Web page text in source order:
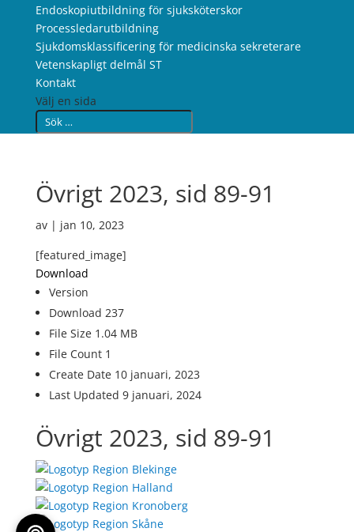
Endoskopiutbildning för sjuksköterskor
Processledarutbildning
Sjukdomsklassificering för medicinska sekreterare
Vetenskapligt delmål ST
Kontakt
Välj en sida
Övrigt 2023, sid 89-91
av | jan 10, 2023
[featured_image]
Download
Version
Download 237
File Size 1.04 MB
File Count 1
Create Date 10 januari, 2023
Last Updated 9 januari, 2024
Övrigt 2023, sid 89-91